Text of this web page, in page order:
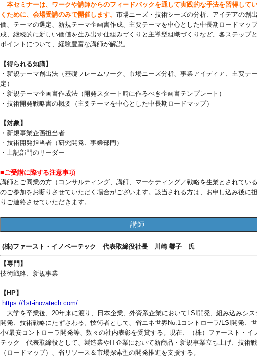
本セミナーは、ワークや講師からのフィードバックを通して実践的な手法を習得して
くために、会場受講のみで開催します。 市場ニーズ・技術シーズの分析、アイデアの創
価、テーマの選定、新規テーマ企画書作成、主要テーマを中心とした中長期ロードマッ
成、継続的に新しい価値を生み出す仕組みづくりと主導型組織づくりなど。各ステップ
ポイントについて、経験豊富な講師が解説。
【得られる知識】
・新規テーマ創出法（基礎フレームワーク、市場ニーズ分析、事業アイディア、主要テ
定）
・新規テーマ企画書作成法（開発スタート時に作るべき企画書テンプレート）
・技術開発戦略書の概要（主要テーマを中心とした中長期ロードマップ）
【対象】
・新規事業企画担当者
・技術開発担当者（研究開発、事業部門）
・上記部門のリーダー
■ご受講に際する注意事項
講師とご同業の方（コンサルティング、講師、マーケティング／戦略を生業とされている
のご参加をお断りさせていただく場合がございます。該当される方は、お申し込み後に
りご連絡させていただきます。
講師
(株)ファースト・イノベーテック 代表取締役社長 川崎 響子 氏
【専門】
技術戦略、新規事業
【HP】
https://1st-inovatech.com/
大学を卒業後、20年来に渡り、日本企業、外資系企業においてLSI開発、組み込みシス
開発、技術戦略にたずさわる。技術者として、省エネ世界No.1コントローラ/LSI開発、
小/最安コントローラ開発等、数々の社内表彰を受賞する。現在、（株）ファースト・イ
テック 代表取締役として、製造業やIT企業において新商品・新規事業立ち上げ、技術
（ロードマップ）、省リソース＆市場探索型の開発推進を支援する。